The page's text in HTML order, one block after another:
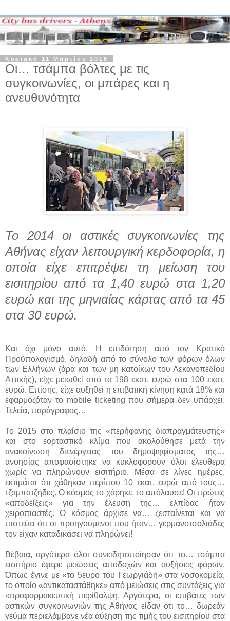
Κυριακή 11 Μαρτίου 2018
Οι… τσάμπα βόλτες με τις
συγκοινωνίες, οι μπάρες και η
ανευθυνότητα
Το 2014 οι αστικές συγκοινωνίες της
Αθήνας είχαν λειτουργική κερδοφορία, η
οποία είχε επιτρέψει τη μείωση του
εισιτηρίου από τα 1,40 ευρώ στα 1,20
ευρώ και της μηνιαίας κάρτας από τα 45
στα 30 ευρώ.
Και όχι μόνο αυτό. Η επιδότηση από τον Κρατικό
Προϋπολογισμό, δηλαδή από το σύνολο των φόρων όλων
των Ελλήνων (άρα και των μη κατοίκων του Λεκανοπεδίου
Αττικής), είχε μειωθεί από τα 198 εκατ. ευρώ στα 100 εκατ.
ευρώ. Επίσης, είχε αυξηθεί η επιβατική κίνηση κατά 18% και
εφαρμοζόταν το mobile ticketing που σήμερα δεν υπάρχει.
Τελεία, παράγραφος…
Το 2015 στο πλαίσιο της «περήφανης διαπραγμάτευσης»
και στο εορταστικό κλίμα που ακολούθησε μετά την
ανακοίνωση διενέργειας του δημοψηφίσματος της…
ανοησίας αποφασίστηκε να κυκλοφορούν όλοι ελεύθερα
χωρίς να πληρώνουν εισιτήριο. Μέσα σε λίγες ημέρες,
εκτιμάται ότι χάθηκαν περίπου 10 εκατ. ευρώ από τους…
τζαμπατζήδες. Ο κόσμος το χάρηκε, το απόλαυσε! Οι πρώτες
«αποδείξεις» για την έλευση της… ελπίδας ήταν
χειροπιαστές. Ο κόσμος άρχισε να… ζεσταίνεται και να
πιστεύει ότι οι προηγούμενοι που ήταν… γερμανοτσολιάδες
τον είχαν καταδικάσει να πληρώνει!
Βέβαια, αργότερα όλοι συνειδητοποίησαν ότι το… τσάμπα
εισιτήριο έφερε μειώσεις αποδοχών και αυξήσεις φόρων.
Όπως έγινε με «το 5ευρο του Γεωργιάδη» στα νοσοκομεία,
το οποίο «αντικαταστάθηκε» από μειώσεις στις συντάξεις για
ιατροφαρμακευτική περίθαλψη. Αργότερα, οι επιβάτες των
αστικών συγκοινωνιών της Αθήνας είδαν ότι το… δωρεάν
γεύμα περιελάμβανε νέα αύξηση της τιμής του εισιτηρίου στα